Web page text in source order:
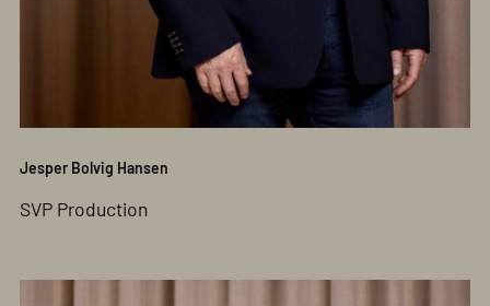
Jesper Bolvig Hansen
SVP Production